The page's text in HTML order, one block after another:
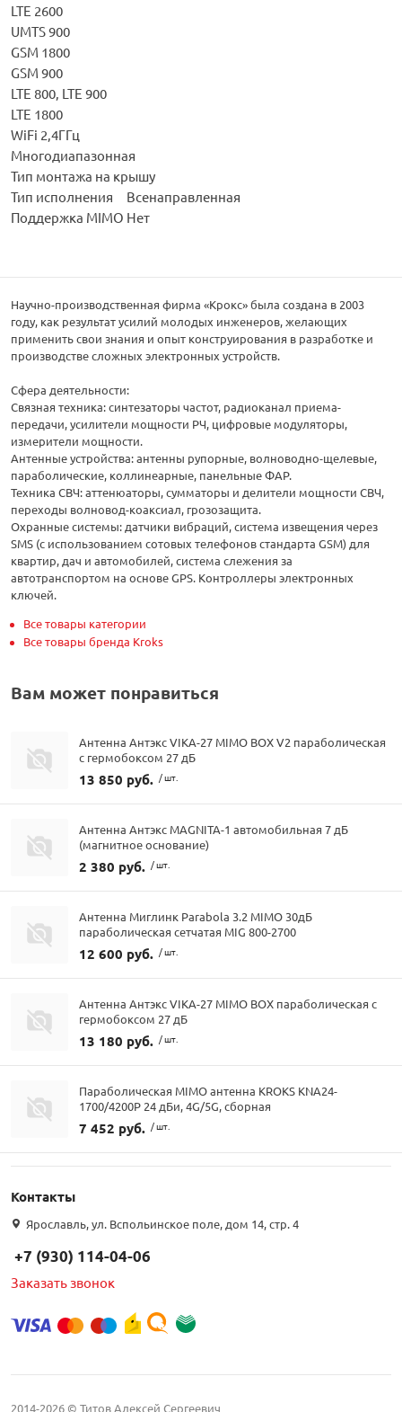
LTE 2600
UMTS 900
GSM 1800
GSM 900
LTE 800, LTE 900
LTE 1800
WiFi 2,4ГГц
Многодиапазонная
Тип монтажа на крышу
Тип исполнения Всенаправленная
Поддержка MIMO Нет
Научно-производственная фирма «Крокс» была создана в 2003
году, как результат усилий молодых инженеров, желающих
применить свои знания и опыт конструирования в разработке и
производстве сложных электронных устройств.
Сфера деятельности:
Связная техника: синтезаторы частот, радиоканал приема-
передачи, усилители мощности РЧ, цифровые модуляторы,
измерители мощности.
Антенные устройства: антенны рупорные, волноводно-щелевые,
параболические, коллинеарные, панельные ФАР.
Техника СВЧ: аттенюаторы, сумматоры и делители мощности СВЧ,
переходы волновод-коаксиал, грозозащита.
Охранные системы: датчики вибраций, система извещения через
SMS (с использованием сотовых телефонов стандарта GSM) для
квартир, дач и автомобилей, система слежения за
автотранспортом на основе GPS. Контроллеры электронных
ключей.
Все товары категории
Все товары бренда Kroks
Вам может понравиться
Антенна Антэкс VIKA-27 MIMO BOX V2 параболическая
с гермобоксом 27 дБ
13 850 руб. / шт.
Антенна Антэкс MAGNITA-1 автомобильная 7 дБ
(магнитное основание)
2 380 руб. / шт.
Антенна Миглинк Parabola 3.2 MIMO 30дБ
параболическая сетчатая MIG 800-2700
12 600 руб. / шт.
Антенна Антэкс VIKA-27 MIMO BOX параболическая с
гермобоксом 27 дБ
13 180 руб. / шт.
Параболическая MIMO антенна KROKS KNA24-
1700/4200P 24 дБи, 4G/5G, сборная
7 452 руб. / шт.
Контакты
Ярославль, ул. Вспольинское поле, дом 14, стр. 4
+7 (930) 114-04-06
Заказать звонок
2014-2026 © Титов Алексей Сергеевич